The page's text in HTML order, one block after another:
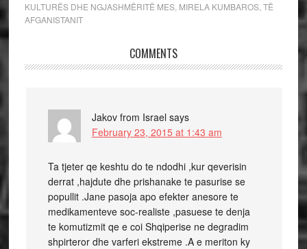
KULTURËS DHE NGJASHMËRITË MES, MIRELA KUMBAROS, TË
AFGANISTANIT
COMMENTS
Jakov from Israel says
February 23, 2015 at 1:43 am
Ta tjeter qe keshtu do te ndodhi ,kur qeverisin
derrat ,hajdute dhe prishanake te pasurise se
popullit .Jane pasoja apo efekter anesore te
medikamenteve soc-realiste ,pasuese te denja
te komutizmit qe e coi Shqiperise ne degradim
shpirteror dhe varferi ekstreme .A e meriton ky